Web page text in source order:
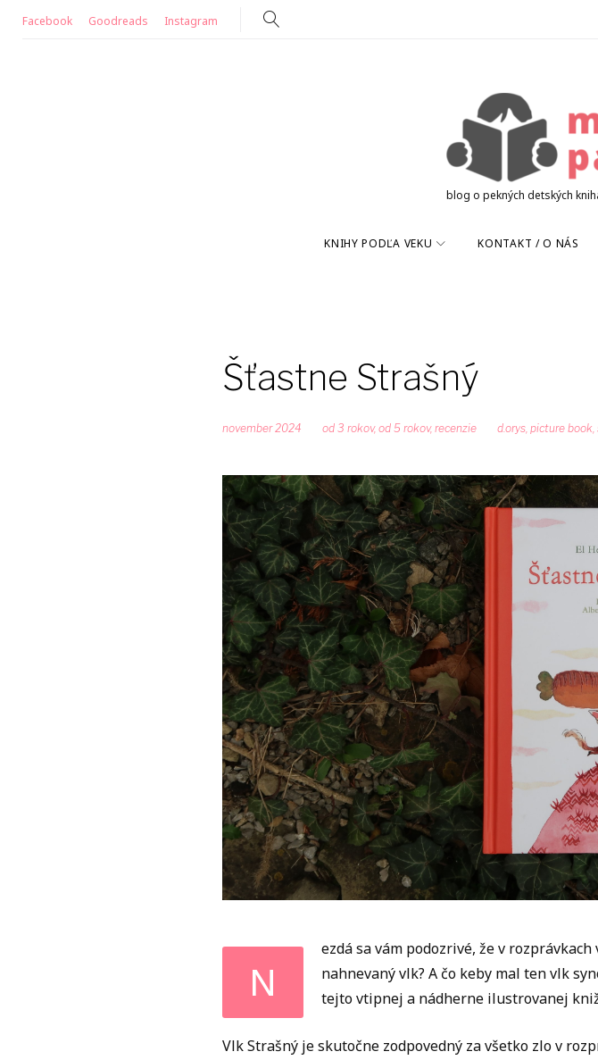
Facebook Goodreads Instagram
blog o pekných detských
KNIHY PODĽA VEKU KONTAKT / O NÁS
Šťastne Strašný
november 2024 od 3 rokov, od 5 rokov, recenzie d.orys, picture book,
N
ezdá sa vám podozrivé, že v
nahnevaný vlk? A čo keby mal ten vlk
tejto vtipnej a nádherne ilustrovanej
Vlk Strašný je skutočne zodpovedný za všetko zlo v